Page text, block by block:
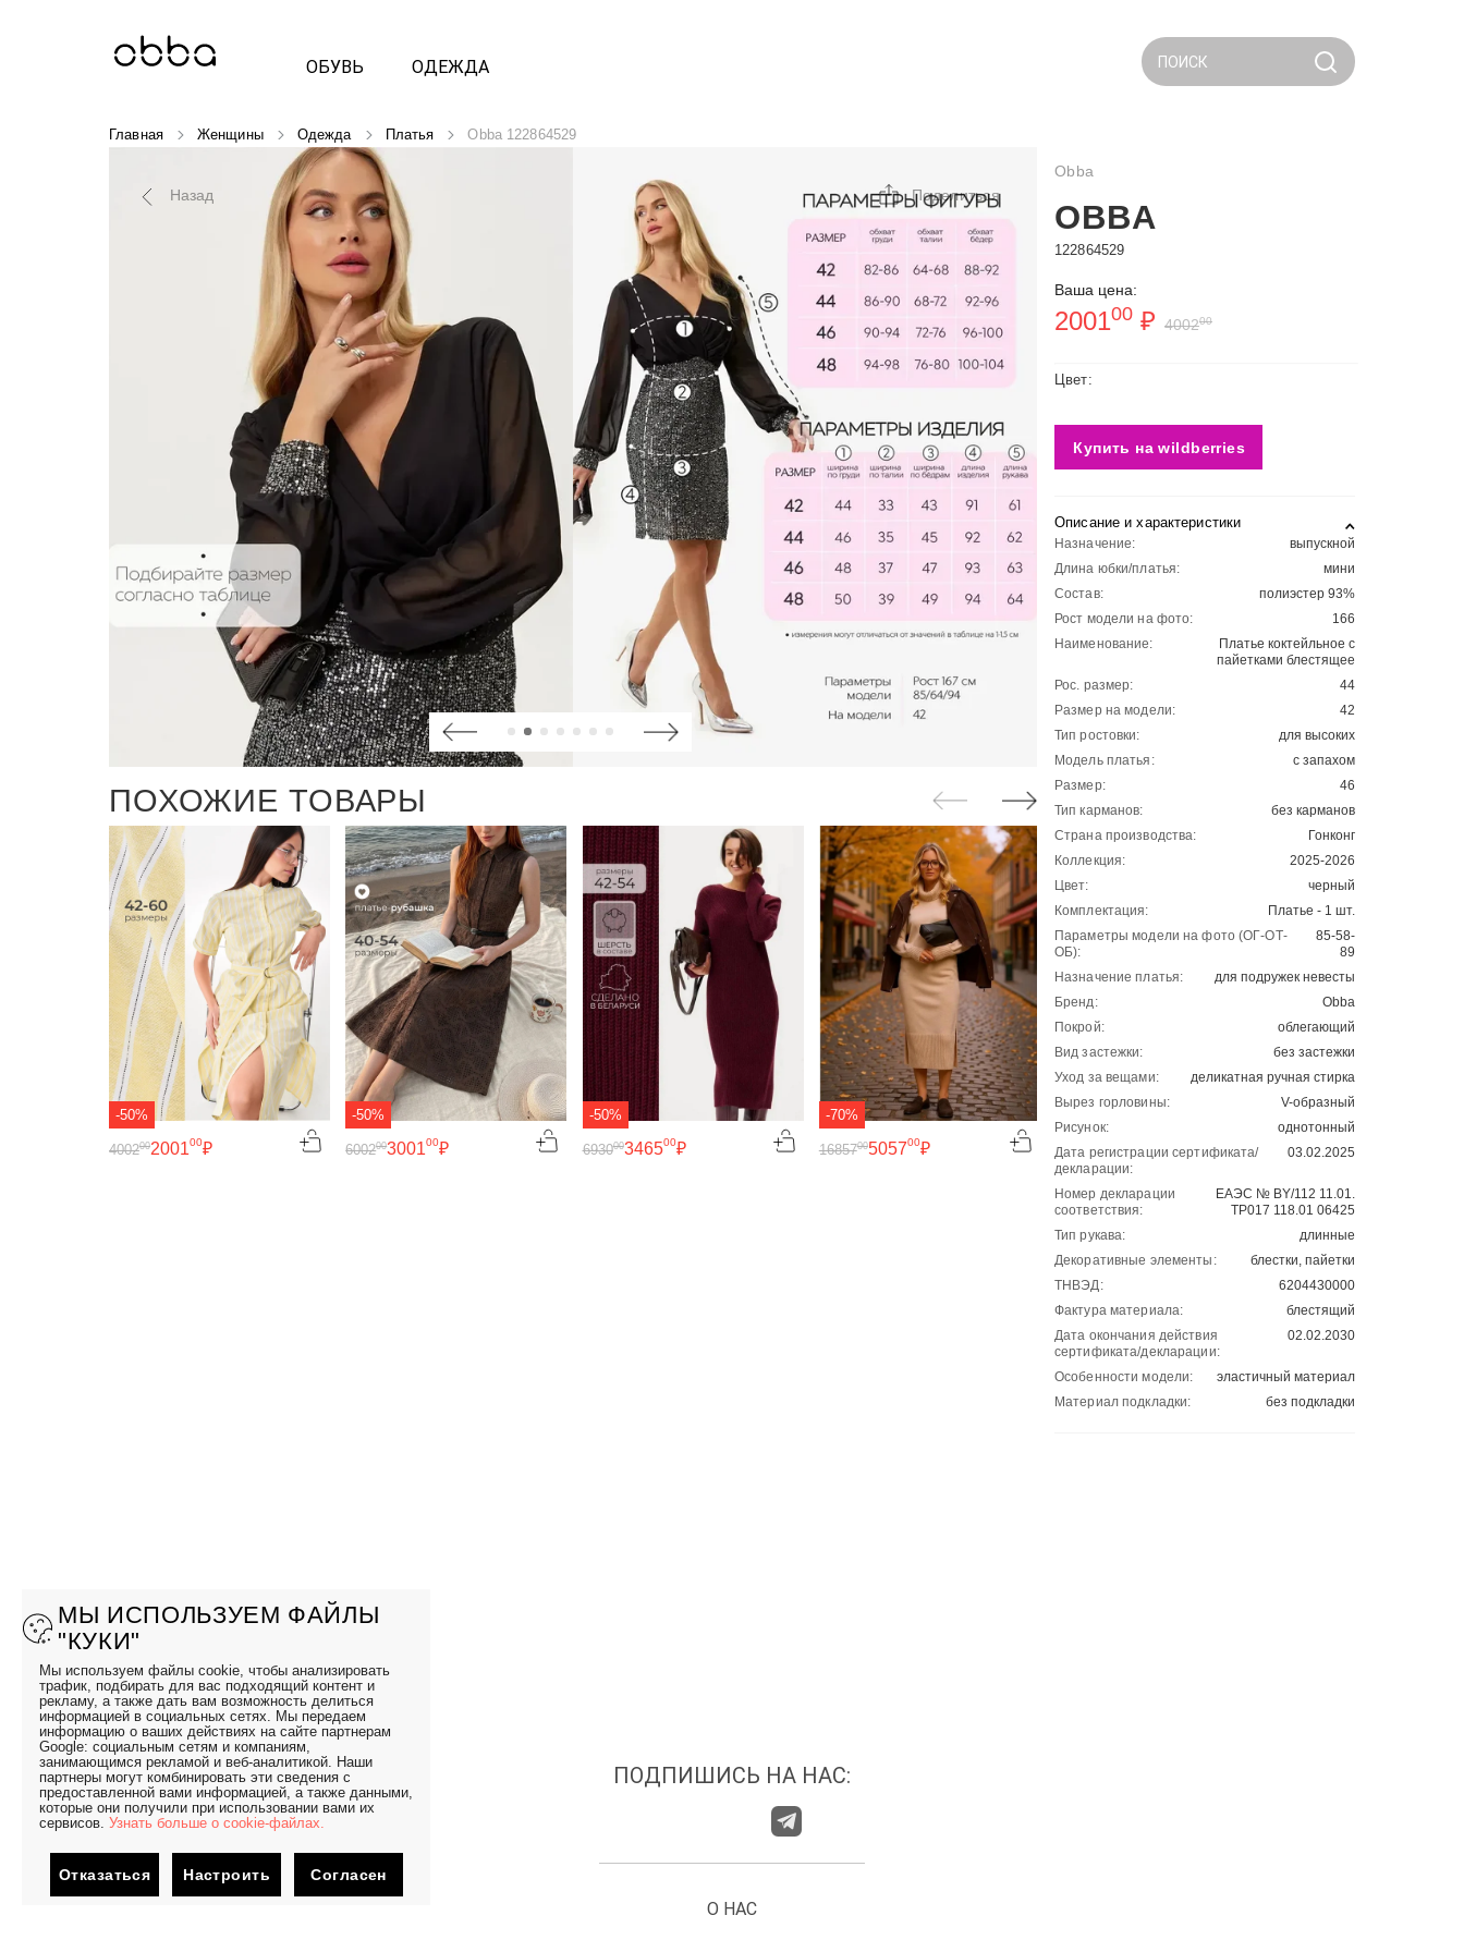
ОБУВЬ ОДЕЖДА ПОИСК
Главная Женщины Одежда Платья Obba 122864529
Назад Поделиться
ПОХОЖИЕ ТОВАРЫ
-50%
200100₽
400200
-50%
300100₽
600200
-50%
346500₽
693000
-70%
505700₽
1685700 2001 ₽
4002 2001
4002 00
Obba
OBBA
122864529
Ваша цена:
200100 ₽ 400200
Цвет:
Купить на wildberries
Описание и характеристики
Назначение:
выпускной
Длина юбки/платья:
мини
Состав:
полиэстер 93%
Рост модели на фото:
166
Наименование:
Платье коктейльное с
пайетками блестящее
Рос. размер:
44
Размер на модели:
42
Тип ростовки:
для высоких
Модель платья:
с запахом
Размер:
46
Тип карманов:
без карманов
Страна производства:
Гонконг
Коллекция:
2025-2026
Цвет:
черный
Комплектация:
Платье - 1 шт.
Параметры модели на фото (ОГ-ОТ-
ОБ):
85-58-
89
Назначение платья:
для подружек невесты
Бренд:
Obba
Покрой:
облегающий
Вид застежки:
без застежки
Уход за вещами:
деликатная ручная стирка
Вырез горловины:
V-образный
Рисунок:
однотонный
Дата регистрации сертификата/
декларации:
03.02.2025
Номер декларации
соответствия:
ЕАЭС № BY/112 11.01.
ТР017 118.01 06425
Тип рукава:
длинные
Декоративные элементы:
блестки, пайетки
ТНВЭД:
6204430000
Фактура материала:
блестящий
Дата окончания действия
сертификата/декларации:
02.02.2030
Особенности модели:
эластичный материал
Материал подкладки:
без подкладки
ПОДПИШИСЬ НА НАС:
О НАС
МЫ ИСПОЛЬЗУЕМ ФАЙЛЫ
"КУКИ"
Мы используем файлы cookie, чтобы анализировать
трафик, подбирать для вас подходящий контент и
рекламу, а также дать вам возможность делиться
информацией в социальных сетях. Мы передаем
информацию о ваших действиях на сайте партнерам
Google: социальным сетям и компаниям,
занимающимся рекламой и веб-аналитикой. Наши
партнеры могут комбинировать эти сведения с
предоставленной вами информацией, а также данными,
которые они получили при использовании вами их
сервисов. Узнать больше о cookie-файлах.
Отказаться Настроить Согласен